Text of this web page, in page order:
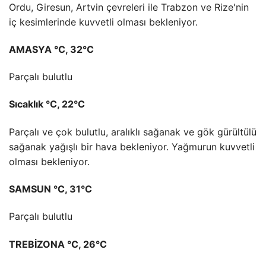
Ordu, Giresun, Artvin çevreleri ile Trabzon ve Rize'nin
iç kesimlerinde kuvvetli olması bekleniyor.
AMASYA °C, 32°C
Parçalı bulutlu
Sıcaklık °C, 22°C
Parçalı ve çok bulutlu, aralıklı sağanak ve gök gürültülü
sağanak yağışlı bir hava bekleniyor. Yağmurun kuvvetli
olması bekleniyor.
SAMSUN °C, 31°C
Parçalı bulutlu
TREBİZONA °C, 26°C